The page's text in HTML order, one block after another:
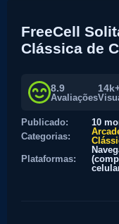
FreeCell
Clássica de
8.9
Avaliações
Publicado:
10
Categorias:
Plataformas: